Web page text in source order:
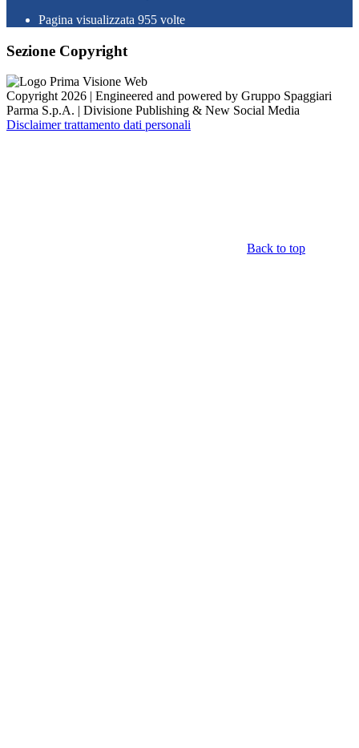
Pagina visualizzata 955 volte
Sezione Copyright
Copyright 2026 | Engineered and powered by Gruppo Spaggiari
Parma S.p.A. | Divisione Publishing & New Social Media
Disclaimer trattamento dati personali
Back to top